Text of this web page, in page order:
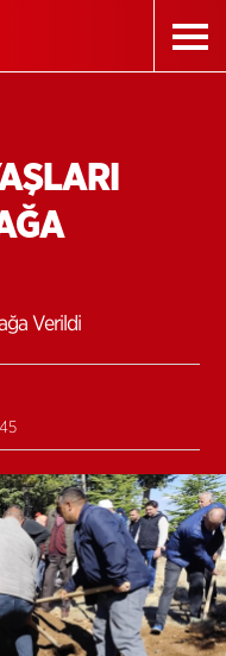
Verildi